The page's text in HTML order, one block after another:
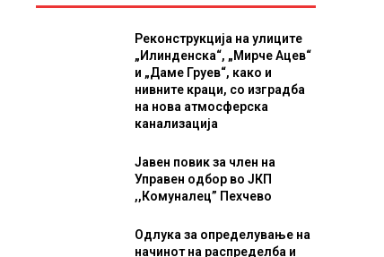
Реконструкција на улиците
„Илинденска“, „Мирче Ацев“
и „Даме Груев“, како и
нивните краци, со изградба
на нова атмосферска
канализација
Јавен повик за член на
Управен одбор во ЈКП
,,Комуналец” Пехчево
Одлука за определување на
начинот на распределба и